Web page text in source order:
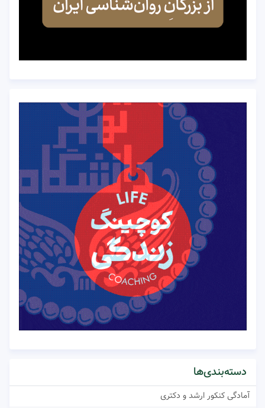
دسته‌بندی‌ها
آمادگی کنکور ارشد و دکتری